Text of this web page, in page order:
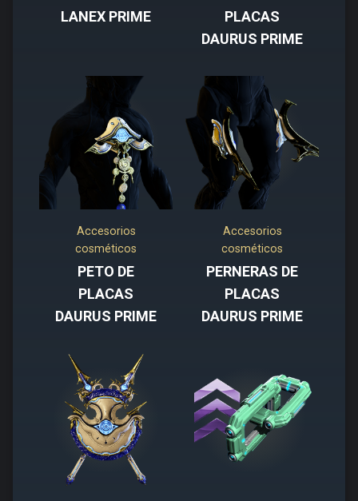
LANEX PRIME
PLACAS
DAURUS PRIME
Accesorios
cosméticos
PETO DE
PLACAS
DAURUS PRIME
Accesorios
cosméticos
PERNERAS DE
PLACAS
DAURUS PRIME